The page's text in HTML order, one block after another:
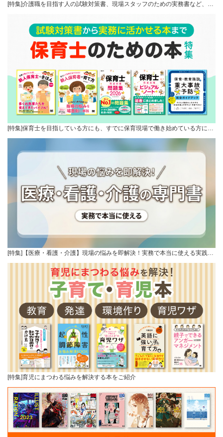
[特集]介護職を目指す人の試験対策書、現場スタッフのための実務書など、…
[特集]保育士を目指している方にも、すでに保育現場で働き始めている方に…
[特集]【医療・看護・介護】現場の悩みを即解決！実務で本当に使える実践…
[特集]育児にまつわる悩みを解決する本をご紹介